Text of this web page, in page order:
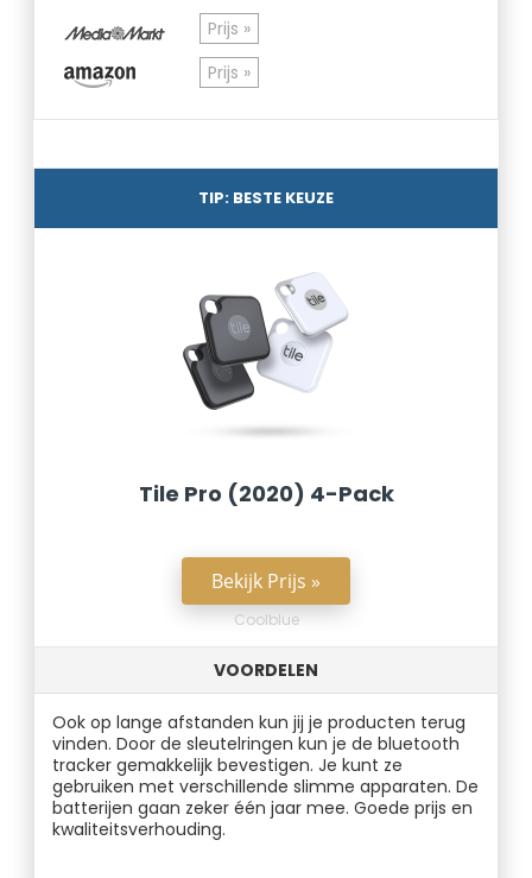
Prijs »
Prijs »
TIP: BESTE KEUZE
Tile Pro (2020) 4-Pack
Bekijk Prijs »
Coolblue
VOORDELEN
Ook op lange afstanden kun jij je producten terug
vinden. Door de sleutelringen kun je de bluetooth
tracker gemakkelijk bevestigen. Je kunt ze
gebruiken met verschillende slimme apparaten. De
batterijen gaan zeker één jaar mee. Goede prijs en
kwaliteitsverhouding.